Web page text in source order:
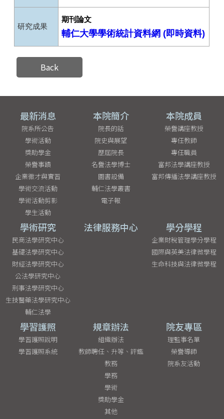
研究成果
期刊論文
輔仁大學學術統計資料網 (即時資料)
Back
最新消息
院系所公告
學術活動
獎助學金
榮譽事蹟
企業徵才與實習
學術交流活動
學術活動剪影
學生活動
本院簡介
院長的話
院史與展望
歷屆院長
名譽法學博士
圖書設備
輔仁法學叢書
電子報
本院成員
榮譽講座教授
專任教師
專任職員
富邦法學講座教授
富邦傳播法學講座教授
學術研究
民商法學研究中心
基礎法學研究中心
財經法學研究中心
公法學研究中心
刑事法學研究中心
生技醫藥法學研究中心
輔仁法學
法律服務中心 學分學程
企業財稅管理學分學程
國際與英美法律微學程
生命科技與法律微學程
學習護照
學習護照說明
學習護照系統
規章辦法
組織辦法
教師聘任、升等、評鑑
教務
學務
學術
獎助學金
其他
院友專區
理監事名單
榮譽導師
院系友活動